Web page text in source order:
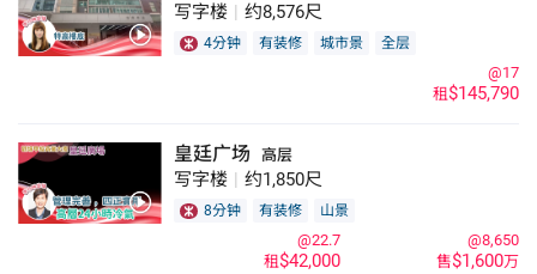
写字楼 约8,576尺
4分钟 有装修 城市景 全层
租$145,790
@17
皇廷广场 高层
写字楼 约1,850尺
8分钟 有装修 山景
售$1,600万
@8,650
租$42,000
@22.7